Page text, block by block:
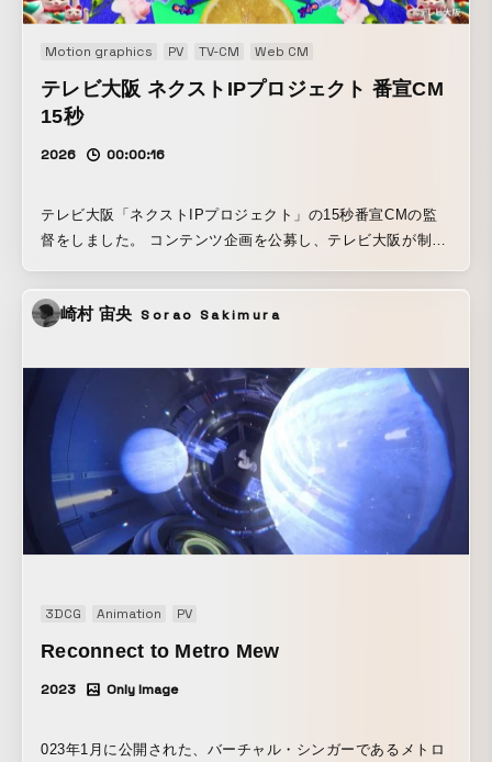
Motion graphics PV TV-CM Web CM
テレビ大阪 ネクストIPプロジェクト 番宣CM
15秒
2026 00:00:16
テレビ大阪「ネクストIPプロジェクト」の15秒番宣CMの監
督をしました。 コンテンツ企画を公募し、テレビ大阪が制作
うこのプロジェクトでは、既成概念を壊す「ナナめ上の」ア
イデアと、それをビジネスとして成立させる「熱意」が必要
ーショングラフィックスと、リズミカルなテンポのカットで
「おしゃれカオス」な映像を作ることを提案し、目と耳に残
るような要素を多く使って番宣映像を制作しました。
崎村 宙央 Sorao Sakimura
3DCG Animation PV
Reconnect to Metro Mew
2023 Only Image
023年1月に公開された、バーチャル・シンガーであるメトロ